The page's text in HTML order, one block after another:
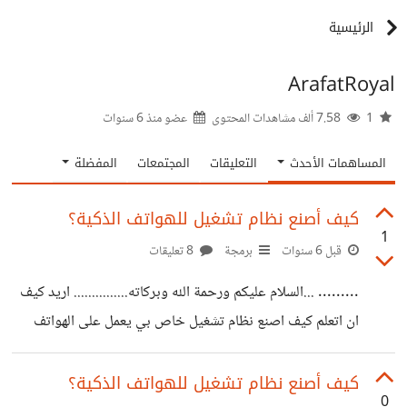
الرئيسية
ArafatRoyal
عضو منذ6 سنوات
المساهمات الأحدث التعليقات المجتمعات المفضلة
1
كيف أصنع نظام تشغيل للهواتف الذكية؟
قبل 6 سنوات برمجة
......... ...السلام عليكم ورحمة الله وبركاته............... اريد كيف
ان اتعلم كيف اصنع نظام تشغيل خاص بي يعمل على الهواتف
الذكية؟ اريد قنوات او مقالات تفيدني، وليست مجرد ثرثرة 😅
وهل يمكن انشاء نظام تشغيل بدون ان اتعلم البرمجة، او مثل
كيف أصنع نظام تشغيل للهواتف الذكية؟